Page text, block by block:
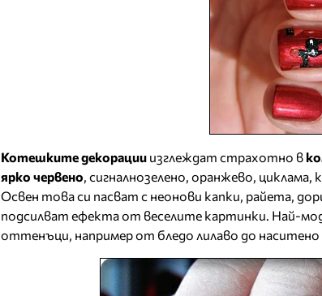
Котешките декорации изглеждат страхотно в
ярко червено, сигналнозелено, оранжево,
Освен това си пасват с неонови капки, райета,
подсилват ефекта от веселите картинки. Най-
оттенъци, например от бледо лилаво до